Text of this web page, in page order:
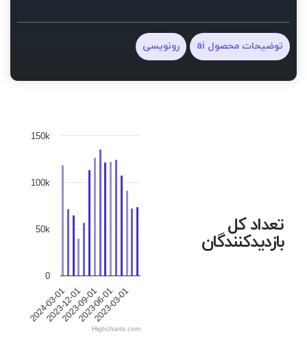
توضیحات محصول ai رونویسی
تعداد کل
بازدیدکنندگان
2024-03-01
2023-12-01
2023-09-01
2023-06-01
2023-03-01
0
50k
100k
150k
Highcharts.com